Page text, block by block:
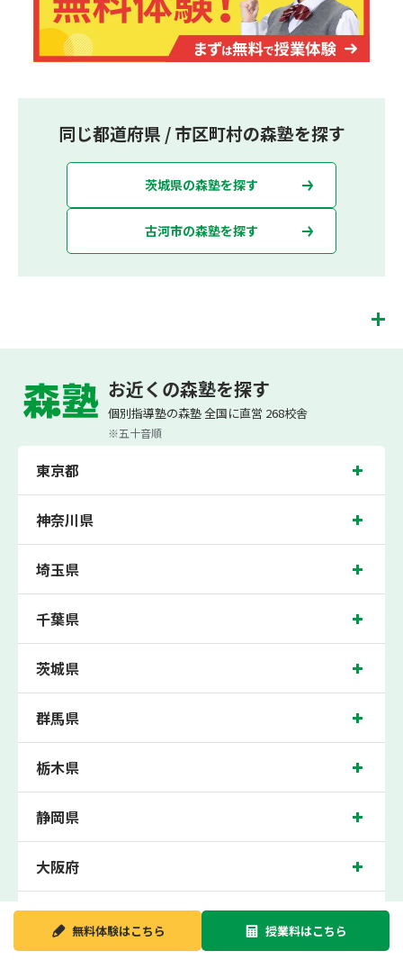
同じ都道府県 / 市区町村の森塾を探す
茨城県の森塾を探す
古河市の森塾を探す
数・英語・国語）[個別]とDOJO[集団]、中学生は5科目（数学・英語・国語・理
科・社会）、高校生は7科目（数学・英語・国語[古典・現代文]・理科[物理・化
学・生物・地学]・地理歴史・公民・小論文）を提供しています。
また、個別指導塾「森塾」では「成績保証制度」を提供しており、高校生の入塾後
満でご入塾の場合、受講科目が1科目で+20点以上。60点以上でご入塾の場合、そ
上がらなければ、3学期目の対象科目授業料を全額免除し、1学期間無料で指導させ
ていただきます。＊定期テストの一科目あたりの満点数が100点でない地域では、
100点満点に換算した場合の上記 記載点数相当の内容を保証させていただきます。
河第一中学校、古河第二中学校、古河第三中学校、総和中学校、総和北中学校の各
た受験指導などを実施。
古河近くの塾・個別指導塾。古河駅（古河市東本町）周辺の小学生・中学生・高校
生の成績アップの塾・個別指導塾なら「森塾 古河校」へ。
校は、古河駅はもちろん、近隣の栗橋駅や新古河駅にお住まいの方からも続々お問
お近くの森塾を探す
個別指導塾の森塾 全国に直営 268校舎
※五十音順
東京都
神奈川県
埼玉県
千葉県
茨城県
群馬県
栃木県
静岡県
大阪府
新潟県
無料体験はこちら 授業料はこちら